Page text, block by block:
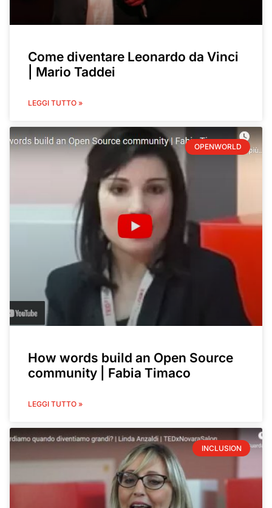
Come diventare Leonardo da Vinci
| Mario Taddei
LEGGI TUTTO »
OPENWORLD
How words build an Open Source
community | Fabia Timaco
LEGGI TUTTO »
INCLUSION